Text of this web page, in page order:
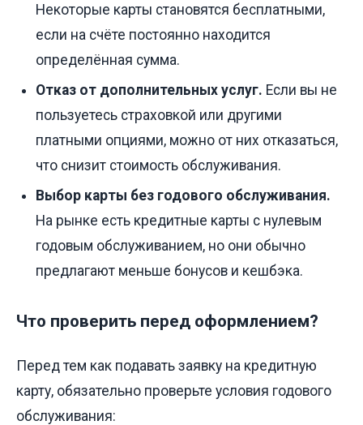
Некоторые карты становятся бесплатными,
если на счёте постоянно находится
определённая сумма.
Отказ от дополнительных услуг. Если вы не
пользуетесь страховкой или другими
платными опциями, можно от них отказаться,
что снизит стоимость обслуживания.
Выбор карты без годового обслуживания.
На рынке есть кредитные карты с нулевым
годовым обслуживанием, но они обычно
предлагают меньше бонусов и кешбэка.
Что проверить перед оформлением?
Перед тем как подавать заявку на кредитную
карту, обязательно проверьте условия годового
обслуживания: